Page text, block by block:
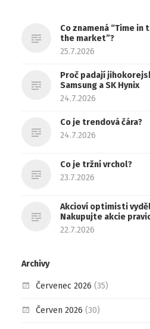
Co znamená “Time
the market”?
25.7.2026
Proč padají
Samsung a SK Hynix
24.7.2026
Co je trendová čára?
24.7.2026
Co je tržní vrchol?
23.7.2026
Akcioví optimisti
Nakupujte akcie
22.7.2026
Archivy
Červenec 2026 (35)
Červen 2026 (30)